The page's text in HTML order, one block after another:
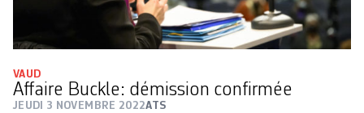
VAUD
Affaire Buckle: démission confirmée
JEUDI 3 NOVEMBRE 2022ATS